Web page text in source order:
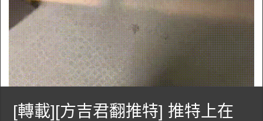
[轉載][方吉君翻推特] 推特上在